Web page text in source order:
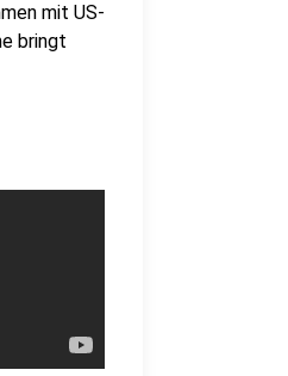
mit US-
bringt